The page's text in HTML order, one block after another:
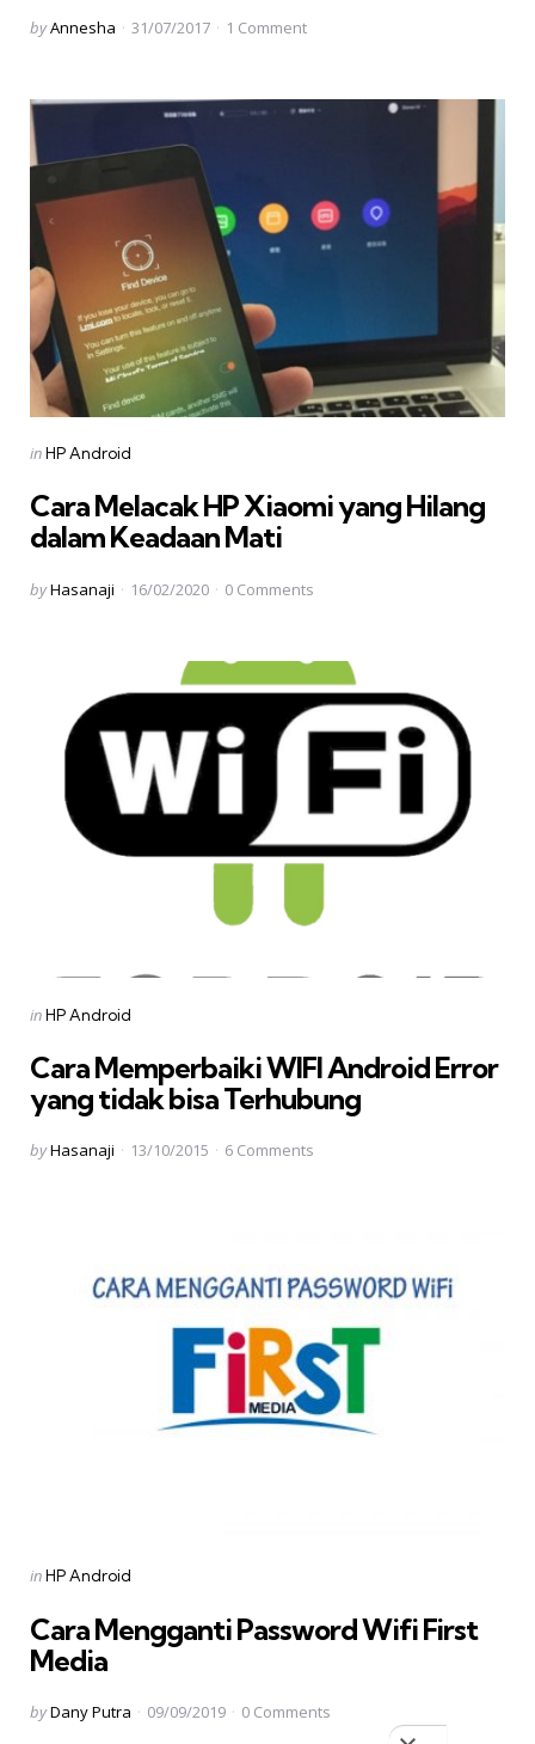
Posted
byAnnesha 31/07/2017 1 Comment
Categories
Posted
inHP Android
Cara Melacak HP Xiaomi yang Hilang
dalam Keadaan Mati
Posted
byHasanaji 16/02/2020 0 Comments
Categories
Posted
inHP Android
Cara Memperbaiki WIFI Android Error
yang tidak bisa Terhubung
Posted
byHasanaji 13/10/2015 6 Comments
Categories
Posted
inHP Android
Cara Mengganti Password Wifi First
Media
Posted
byDany Putra 09/09/2019 0 Comments